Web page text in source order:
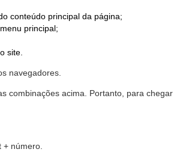
conteúdo principal da página;
principal;
site.
navegadores.
combinações acima. Portanto, para
+ número.